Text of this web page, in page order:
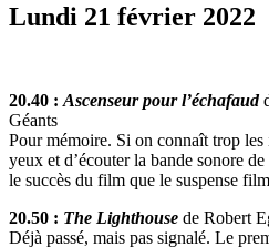
Lundi 21 février 2022
20.40 :Ascenseur pour l’échafaud
Géants
Pour mémoire. Si on connaît trop
yeux et d’écouter la bande sonore
le succès du film que le suspense
20.50 : The Lighthouse de Robert
Déjà passé, mais pas signalé. Le